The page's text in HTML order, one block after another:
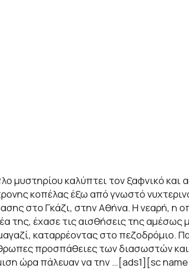
μυστηρίου καλύπτει τον ξαφνικό και
κοπέλας έξω από γνωστό
στο Γκάζι, στην Αθήνα. Η νεαρή, η
της, έχασε τις αισθήσεις της αμέσως
καταρρέοντας στο πεζοδρόμιο.
προσπάθειες των διασωστών
ώρα πάλευαν να την …[ads1][sc